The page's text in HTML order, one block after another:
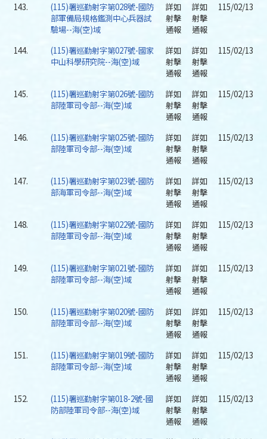
143.
(115)署巡勤射字第028號-國防
部軍備局規格鑑測中心兵器試
驗場--海(空)域
詳如
射擊
通報
詳如
射擊
通報
115/02/13
144.
(115)署巡勤射字第027號-國家
中山科學研究院--海(空)域
詳如
射擊
通報
詳如
射擊
通報
115/02/13
145.
(115)署巡勤射字第026號-國防
部陸軍司令部--海(空)域
詳如
射擊
通報
詳如
射擊
通報
115/02/13
146.
(115)署巡勤射字第025號-國防
部陸軍司令部--海(空)域
詳如
射擊
通報
詳如
射擊
通報
115/02/13
147.
(115)署巡勤射字第023號-國防
部海軍司令部--海(空)域
詳如
射擊
通報
詳如
射擊
通報
115/02/13
148.
(115)署巡勤射字第022號-國防
部陸軍司令部--海(空)域
詳如
射擊
通報
詳如
射擊
通報
115/02/13
149.
(115)署巡勤射字第021號-國防
部陸軍司令部--海(空)域
詳如
射擊
通報
詳如
射擊
通報
115/02/13
150.
(115)署巡勤射字第020號-國防
部陸軍司令部--海(空)域
詳如
射擊
通報
詳如
射擊
通報
115/02/13
151.
(115)署巡勤射字第019號-國防
部陸軍司令部--海(空)域
詳如
射擊
通報
詳如
射擊
通報
115/02/13
152.
(115)署巡勤射字第018-2號-國
防部陸軍司令部--海(空)域
詳如
射擊
通報
詳如
射擊
通報
115/02/13